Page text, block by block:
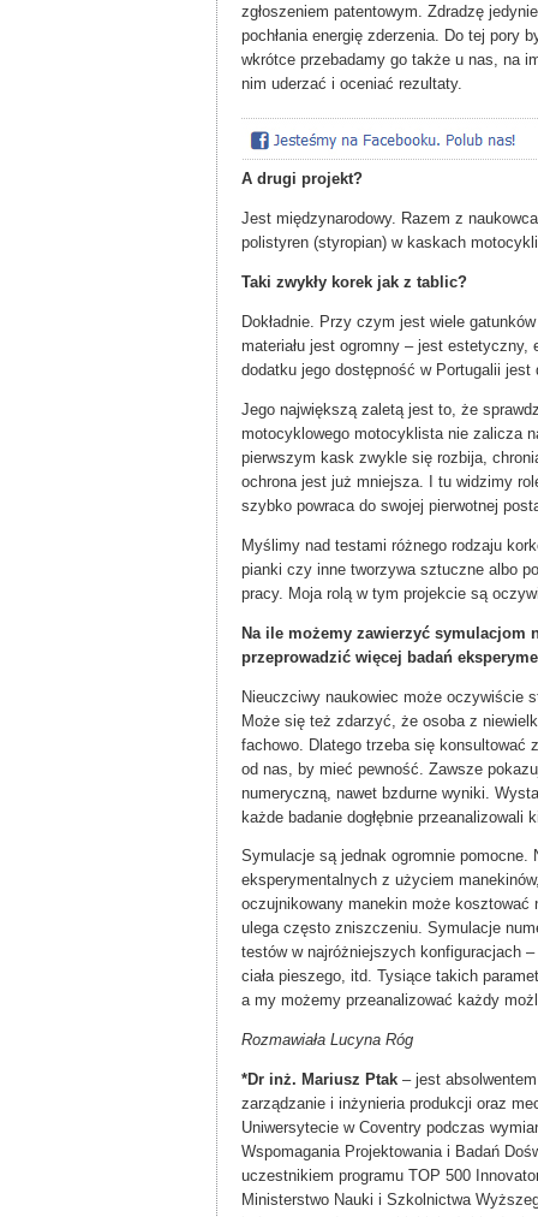
zgłoszeniem patentowym. Zdradzę
pochłania energię zderzenia. Do tej pory
wkrótce przebadamy go także u nas, na
nim uderzać i oceniać rezultaty.
A drugi projekt?
Jest międzynarodowy. Razem z
polistyren (styropian) w kaskach
Taki zwykły korek jak z tablic?
Dokładnie. Przy czym jest wiele
materiału jest ogromny – jest
dodatku jego dostępność w Portugalii
Jego największą zaletą jest to, że
motocyklowego motocyklista nie zalicza
pierwszym kask zwykle się rozbija,
ochrona jest już mniejsza. I tu widzimy
szybko powraca do swojej pierwotnej
Myślimy nad testami różnego rodzaju
pianki czy inne tworzywa sztuczne albo
pracy. Moja rolą w tym projekcie są
Na ile możemy zawierzyć symulacjom
przeprowadzić więcej badań
Nieuczciwy naukowiec może oczywiście
Może się też zdarzyć, że osoba z
fachowo. Dlatego trzeba się konsultować
od nas, by mieć pewność. Zawsze
numeryczną, nawet bzdurne wyniki.
każde badanie dogłębnie przeanalizowali
Symulacje są jednak ogromnie
eksperymentalnych z użyciem
oczujnikowany manekin może
ulega często zniszczeniu. Symulacje
testów w najróżniejszych konfiguracjach
ciała pieszego, itd. Tysiące takich
a my możemy przeanalizować każdy
Rozmawiała Lucyna Róg
*Dr inż. Mariusz Ptak – jest
zarządzanie i inżynieria produkcji oraz
Uniwersytecie w Coventry podczas
Wspomagania Projektowania i Badań
uczestnikiem programu TOP 500
Ministerstwo Nauki i Szkolnictwa